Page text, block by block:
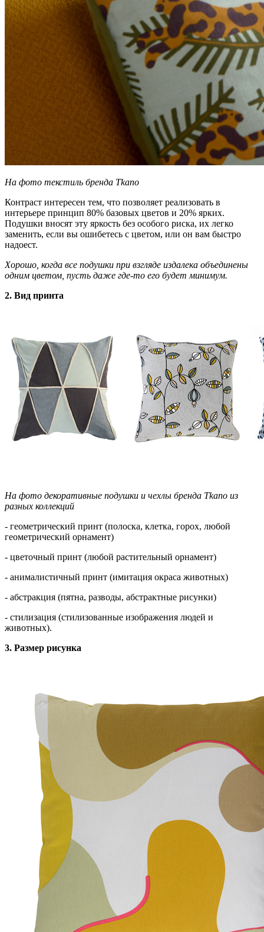
На фото текстиль бренда Tkano
Контраст интересен тем, что позволяет реализовать в
интерьере принцип 80% базовых цветов и 20% ярких.
Подушки вносят эту яркость без особого риска, их легко
заменить, если вы ошибетесь с цветом, или он вам быстро
надоест.
Хорошо, когда все подушки при взгляде издалека объединены
одним цветом, пусть даже где-то его будет минимум.
2. Вид принта
На фото декоративные подушки и чехлы бренда Tkano из
разных коллекций
- геометрический принт (полоска, клетка, горох, любой
геометрический орнамент)
- цветочный принт (любой растительный орнамент)
- анималистичный принт (имитация окраса животных)
- абстракция (пятна, разводы, абстрактные рисунки)
- стилизация (стилизованные изображения людей и
животных).
3. Размер рисунка